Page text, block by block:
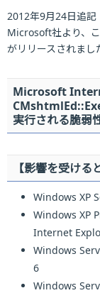
2012年9月24日追記
Microsoft社より、
がリリースされまし
Microsoft
実行される脆弱
【影響を受ける
Windows XP
Windows XP
Internet
Windows
6
Windows